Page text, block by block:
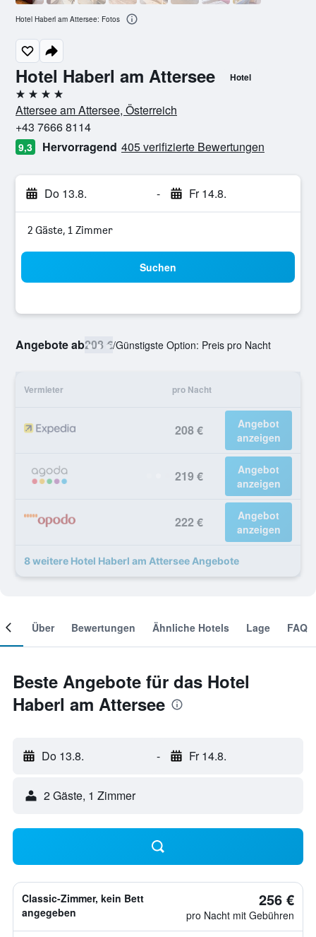
Hotel Haberl am Attersee Hotel
4 Sterne
Attersee am Attersee, Österreich
+43 7666 8114
9,3 Hervorragend 405 verifizierte Bewertungen
Do 13.8. - Fr 14.8.
2 Gäste, 1 Zimmer
Suchen
Angebote ab208 €/Günstigste Option: Preis pro Nacht
Vermieter pro Nacht
208 €
Angebot
anzeigen
219 €
Angebot
anzeigen
222 €
Angebot
anzeigen
8 weitere Hotel Haberl am Attersee Angebote
Hotel Haberl am Attersee: Fotos
Über Bewertungen Ähnliche Hotels Lage FAQ
Beste Angebote für das Hotel
Haberl am Attersee
Do 13.8. - Fr 14.8.
2 Gäste, 1 Zimmer
Classic-Zimmer, kein Bett
angegeben
256 €
pro Nacht mit Gebühren